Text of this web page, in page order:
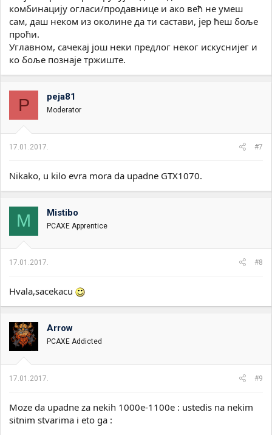
комбинацију огласи/продавнице и ако већ не умеш
сам, даш неком из околине да ти састави, јер ћеш боље
проћи.
Углавном, сачекај још неки предлог неког искуснијег и
ко боље познаје тржиште.
P peja81
Moderator
17.01.2017. #7
Nikako, u kilo evra mora da upadne GTX1070.
M Mistibo
PCAXE Apprentice
17.01.2017. #8
Hvala,sacekacu
Arrow
PCAXE Addicted
17.01.2017. #9
Moze da upadne za nekih 1000e-1100e : ustedis na nekim
sitnim stvarima i eto ga :